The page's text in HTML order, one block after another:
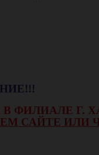
В ФИЛИАЛЕ
САЙТЕ ИЛИ